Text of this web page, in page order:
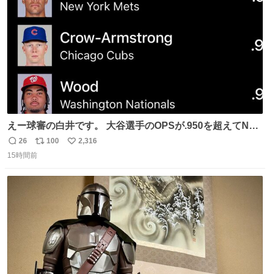
数
えー球審の白井です。 大谷選手のOPSが.950を超えてNL
１位に躍り出ました。
返
信
26
リ
ポ
100
い
2,316
15時間前